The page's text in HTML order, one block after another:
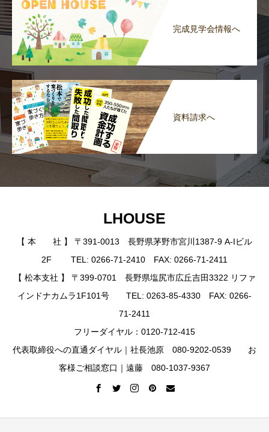
完成見学会情報へ
資料請求へ
LHOUSE
【 本 社 】 〒391-0013 長野県茅野市宮川1387-9 A-Iビル
2F TEL: 0266-71-2410 FAX: 0266-71-2411
【 松本支社 】 〒399-0701 長野県塩尻市広丘吉田3322 リファ
インドナカムラ1F101号 TEL: 0263-85-4330 FAX: 0266-
71-2411
フリーダイヤル：0120-712-415
代表取締役への直通ダイヤル｜社長池原 080-9202-0539 お
客様ご相談窓口｜遠藤 080-1037-9367